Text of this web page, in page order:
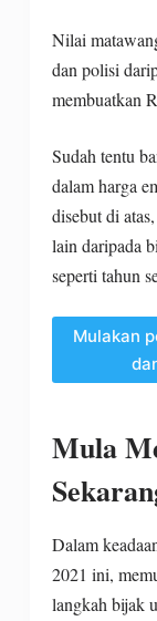
Nilai
dan polisi
membuatkan
Sudah tentu
dalam harga
disebut di
lain daripada
seperti tahun
Mulakan
Mula
Dalam
2021 ini,
langkah bijak